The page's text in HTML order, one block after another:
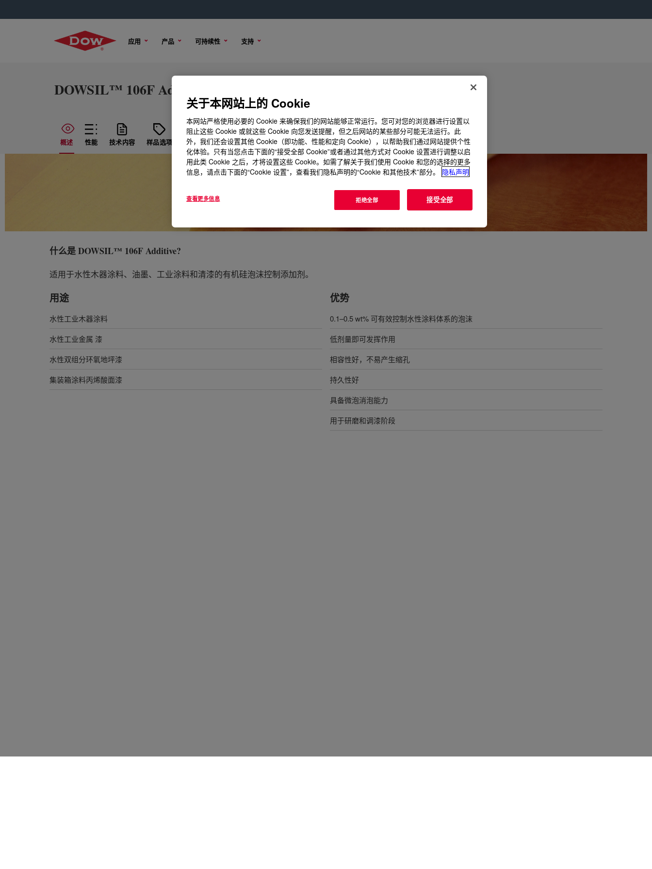
应用 产品 可持续性 支持
DOWSIL™ 106F Additive
概述 性能 技术内容 样品选项 购买选项
什么是DOWSIL™ 106F Additive?
适用于水性木器涂料、油墨、工业涂料和清漆的有机硅泡沫控制添加剂。
用途
水性工业木器涂料
水性工业金属 漆
水性双组分环氧地坪漆
集装箱涂料丙烯酸面漆
优势
0.1–0.5 wt% 可有效控制水性涂料体系的泡沫
低剂量即可发挥作用
相容性好，不易产生缩孔
持久性好
具备微泡消泡能力
用于研磨和调漆阶段
关于本网站上的 Cookie
本网站严格使用必要的 Cookie 来确保我们的网站能够正常运行。您可对您的浏览器进行设置以
阻止这些 Cookie 或就这些 Cookie 向您发送提醒，但之后网站的某些部分可能无法运行。此
外，我们还会设置其他 Cookie（即功能、性能和定向 Cookie），以帮助我们通过网站提供个性
化体验。只有当您点击下面的“接受全部 Cookie”或者通过其他方式对 Cookie 设置进行调整以启
用此类 Cookie 之后，才将设置这些 Cookie。如需了解关于我们使用 Cookie 和您的选择的更多
信息，请点击下面的“Cookie 设置”，查看我们隐私声明的“Cookie 和其他技术”部分。
隐私声明
查看更多信息 拒绝全部 接受全部